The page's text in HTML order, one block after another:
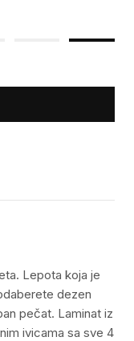
Lepota koja je
dezen
pečat. Laminat iz
ivicama sa sve 4